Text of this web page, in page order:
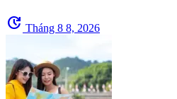
update Tháng 8 8, 2026